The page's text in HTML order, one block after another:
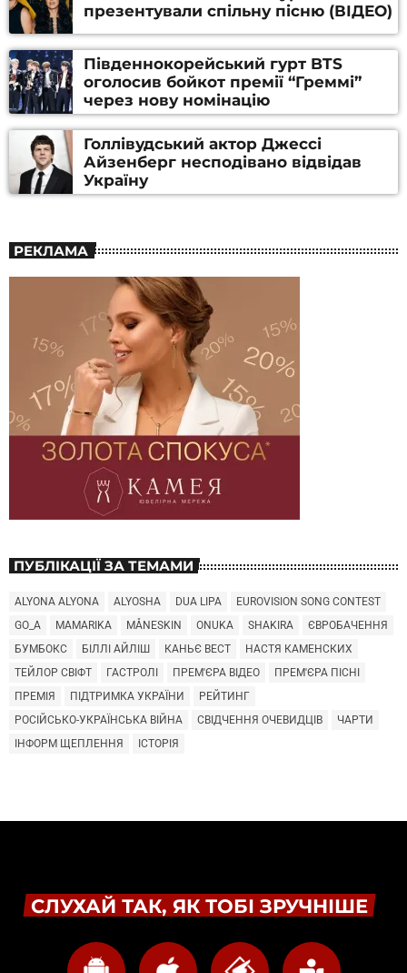
презентували спільну пісню (ВІДЕО)
Південнокорейський гурт BTS
оголосив бойкот премії “Греммі”
через нову номінацію
Голлівудський актор Джессі
Айзенберг несподівано відвідав
Україну
РЕКЛАМА
ПУБЛІКАЦІЇ ЗА ТЕМАМИ
ALYONA ALYONA ALYOSHA DUA LIPA
EUROVISION SONG CONTEST
GO_A
MAMARIKA MÅNESKIN ONUKA SHAKIRA
ЄВРОБАЧЕННЯ
БУМБОКС
БІЛЛІ АЙЛІШ КАНЬЄ ВЕСТ
НАСТЯ КАМЕНСКИХ
ТЕЙЛОР СВІФТ
ГАСТРОЛІ ПРЕМ'ЄРА ВІДЕО
ПРЕМ'ЄРА ПІСНІ
ПРЕМІЯ
ПІДТРИМКА УКРАЇНИ
РЕЙТИНГ
РОСІЙСЬКО-УКРАЇНСЬКА ВІЙНА
СВІДЧЕННЯ ОЧЕВИДЦІВ
ЧАРТИ
ІНФОРМ ЩЕПЛЕННЯ
ІСТОРІЯ
СЛУХАЙ ТАК, ЯК ТОБІ ЗРУЧНІШЕ